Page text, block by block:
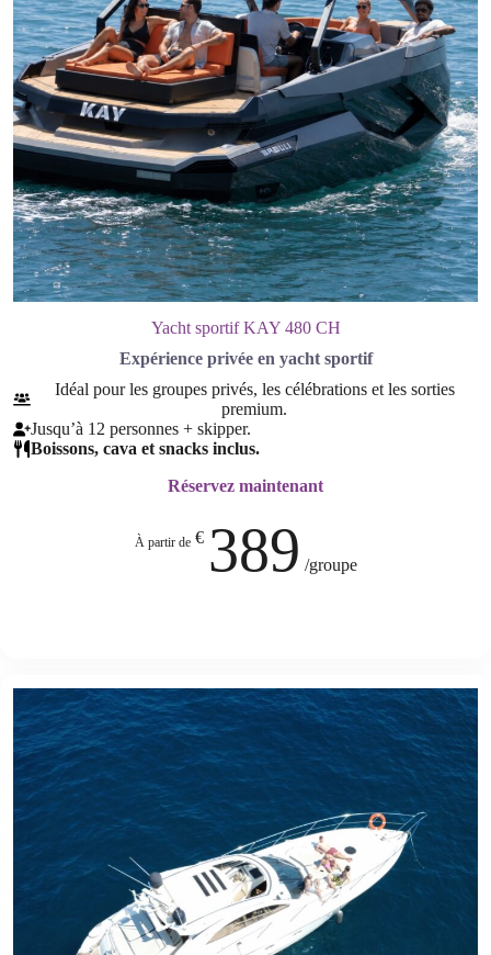
Yacht sportif KAY 480 CH
Expérience privée en yacht sportif
Idéal pour les groupes privés, les célébrations et les sorties
premium.
Jusqu’à 12 personnes + skipper.
Boissons, cava et snacks inclus.
Réservez maintenant
À partir de€ 389 /groupe